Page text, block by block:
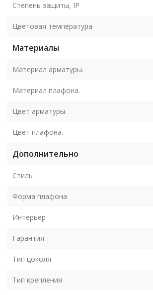
Степень защиты, IP
Цветовая температура
Материалы
Материал арматуры.
Материал плафона.
Цвет арматуры.
Цвет плафона.
Дополнительно
Стиль
Форма плафона
Интерьер
Гарантия
Тип цоколя.
Тип крепления